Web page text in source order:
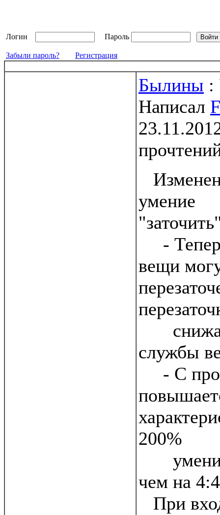
Логин Пароль
Забыли пароль? Регистрация
Былины :
Написал
умение
-
вещи
службы
- С
200%
умения
чем на
При